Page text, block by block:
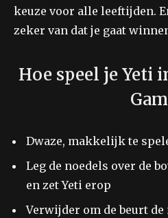
keuze voor alle leeftijden.
zeker van dat je gaat
Hoe speel je Yeti
Dwaze, makkelijk te
Leg de noedels over de
en zet Yeti erop
Verwijder om de beurt de